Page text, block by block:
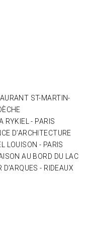
ST-MARTIN-
RYKIEL - PARIS
D’ARCHITECTURE
LOUISON - PARIS
AU BORD DU LAC
D’ARQUES - RIDEAUX